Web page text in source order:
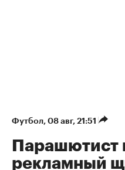
Футбол 08 авг, 21:51
Парашютист
рекламный